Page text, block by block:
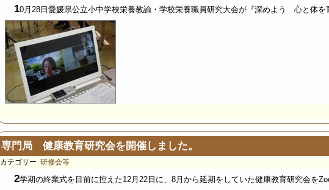
10月28日愛媛県公立小中学校栄養教諭・学校栄養職員研究大会が『深めよう 心と体
専門局 健康教育研究会を開催しました。
カテゴリー 研修会等
2学期の終業式を目前に控えた12月22日に、8月から延期をしていた健康教育研究会を